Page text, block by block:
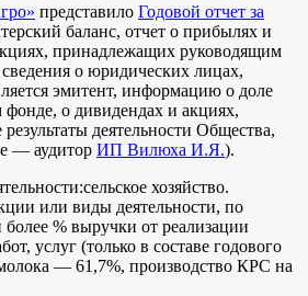
представило Годовой отчет за
баланс, отчет о прибылях и
принадлежащих руководящим
о юридических лицах,
эмитент, информацию о доле
фонде, о дивидендах и акциях,
деятельности Общества,
— аудитор ИП Вилюха И.Я.).
хозяйство.
или виды деятельности, по
% выручки от реализации
услуг (только в составе годового
— 61,7%, производство КРС на